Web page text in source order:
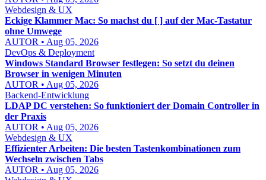
Webdesign & UX
Eckige Klammer Mac: So machst du [ ] auf der Mac-Tastatur
ohne Umwege
AUTOR • Aug 05, 2026
DevOps & Deployment
Windows Standard Browser festlegen: So setzt du deinen
Browser in wenigen Minuten
AUTOR • Aug 05, 2026
Backend-Entwicklung
LDAP DC verstehen: So funktioniert der Domain Controller in
der Praxis
AUTOR • Aug 05, 2026
Webdesign & UX
Effizienter Arbeiten: Die besten Tastenkombinationen zum
Wechseln zwischen Tabs
AUTOR • Aug 05, 2026